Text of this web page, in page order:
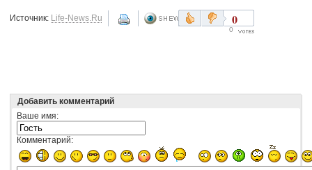
Источник: Life-News.Ru 0
0
Добавить комментарий
Ваше имя:
Комментарий: